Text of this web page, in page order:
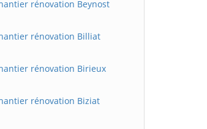
rénovation Beynost
rénovation Billiat
rénovation Birieux
rénovation Biziat